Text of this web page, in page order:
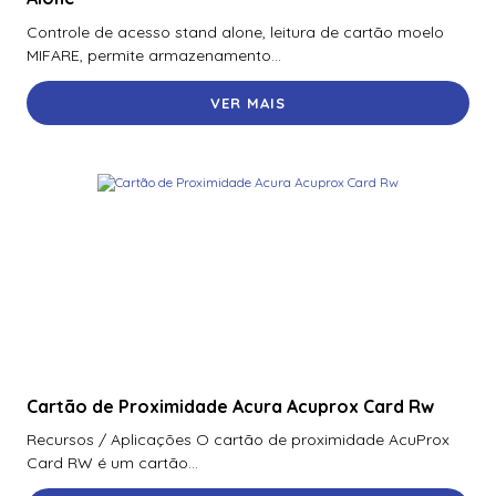
70300Aep0N | Assa Abloy | Placa De Expansão Para
Monitoramento Vertx V300
71000Bep0N01A | Assa Abloy | Controlador Vertx Evo™
V1000
900Nnnnek2037P | Assa Abloy | Leitor De Proximidade R10
900Nsnnek20000 | Assa Abloy | Leitor De Proximidade R10
Controle de acesso stand alone, leitura de cartão moelo
MIFARE, permite armazenamento...
VER MAIS
Cartão de Proximidade Acura Acuprox Card Rw
Recursos / Aplicações O cartão de proximidade AcuProx
Card RW é um cartão...